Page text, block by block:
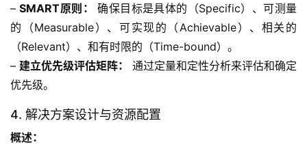
– SMART原则：
确保目标是具体的（Specific）、可测量
的（Measurable）、可实现的（Achievable）、相关的
（Relevant）、和有时限的（Time-bound）。
– 建立优先级评估矩阵：
通过定量和定性分析来评估和确定
优先级。
4. 解决方案设计与资源配置
概述：